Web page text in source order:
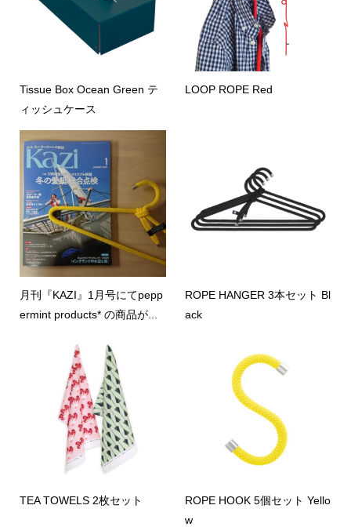
Tissue Box Ocean Green テ
ィッシュケース
LOOP ROPE Red
月刊『KAZI』1月号にてpepp
ermint products* の商品が...
ROPE HANGER 3本セット Bl
ack
TEA TOWELS 2枚セット
ROPE HOOK 5個セット Yello
w